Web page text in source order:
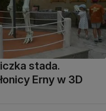
stada.
Erny w 3D